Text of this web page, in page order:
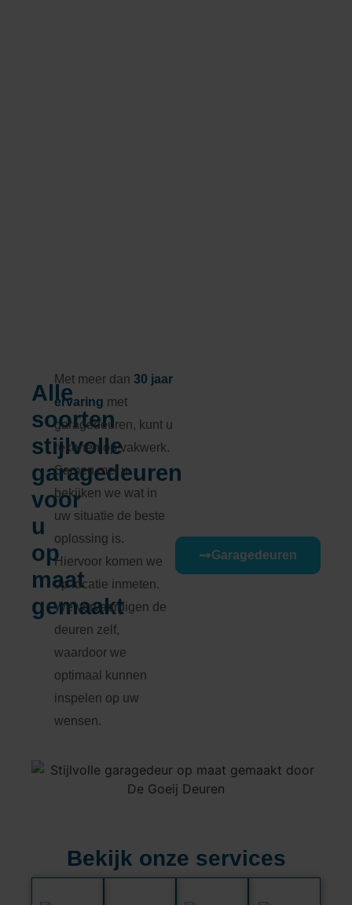
Alle
soorten
stijlvolle
garagedeuren
voor
u
op
maat
gemaakt
Met meer dan30 jaar
ervaring met
garagedeuren, kunt u
rekenen op vakwerk.
Samen met u
bekijken we wat in
uw situatie de beste
oplossing is.
Hiervoor komen we
op locatie inmeten.
We vervaardigen de
deuren zelf,
waardoor we
optimaal kunnen
inspelen op uw
wensen.
Garagedeuren
Bekijk onze services